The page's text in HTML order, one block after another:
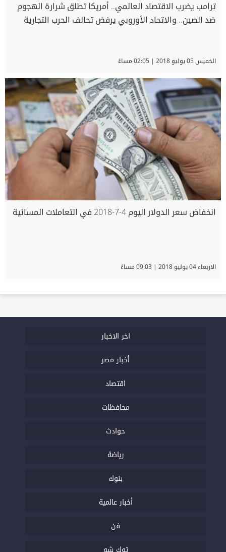
ترامب يضرب الاقتصاد العالمي.. أمريكا تطلق شرارة الهجوم
ضد الصين.. والاتحاد الأوروبي يرفض تحالف الحرب التجارية
الخميس 05 يوليو 2018 | 02:05 مساءً
انخفاض سعر الدولار اليوم 4-7-2018 في التعاملات المسائية
الاربعاء 04 يوليو 2018 | 09:03 مساءً
اخر الاخبار
أخبار مصر
اقتصاد
محافظات
حوادث
رياضة
بنوك
أخبار عالمية
فن